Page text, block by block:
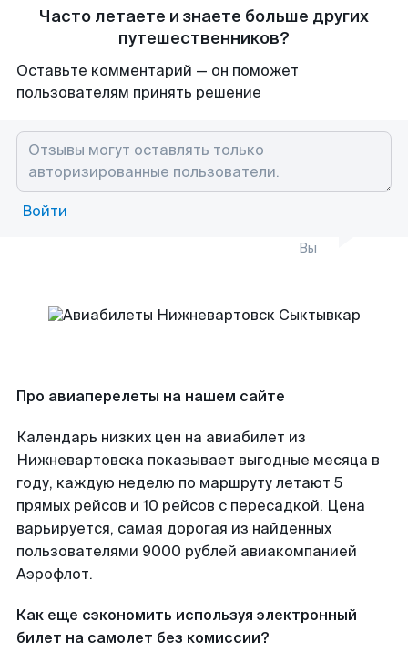
Часто летаете и знаете больше других
путешественников?
Оставьте комментарий — он поможет
пользователям принять решение
Войти
Вы
Про авиаперелеты на нашем сайте
Календарь низких цен на авиабилет из
Нижневартовска показывает выгодные месяца в
году, каждую неделю по маршруту летают 5
прямых рейсов и 10 рейсов с пересадкой. Цена
варьируется, самая дорогая из найденных
пользователями 9000 рублей авиакомпанией
Аэрофлот.
Как еще сэкономить используя электронный
билет на самолет без комиссии?